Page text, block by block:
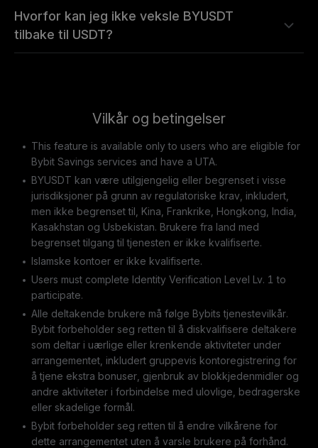
Hvorfor kan jeg ikke veksle BYUSDT
tilbake til USDT?
Vilkår og betingelser
This feature is available only to users who are eligible for
Bybit Savings services and have a UTA.
BYUSDT kan være utilgjengelig eller begrenset i visse
jurisdiksjoner på grunn av regulatoriske krav, inkludert,
men ikke begrenset til, Kina, Frankrike, Hongkong, India,
Kasakhstan og Usbekistan. Brukere fra land med
begrenset tilgang til tjenesten er ikke kvalifiserte.
Islamske kontoer er ikke kvalifiserte.
Users must complete Identity Verification Level Lv. 1 to
participate.
Alle deltakende brukere må følge Bybits tjenestevilkår.
Bybit forbeholder seg retten til å diskvalifisere deltakere
som deltar i uærlige eller krenkende aktiviteter under
arrangementet, inkludert gruppevis kontoregistrering for
å tjene ekstra bonuser, gjenbruk av blokkjedenmidler og
andre aktiviteter i forbindelse med ulovlige, bedragerske
eller skadelige formål.
Bybit forbeholder seg retten til å endre vilkårene for
dette arrangementet uten å varsle brukere på forhånd.